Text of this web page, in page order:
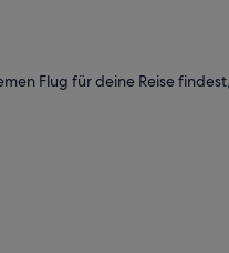
Flug für deine Reise